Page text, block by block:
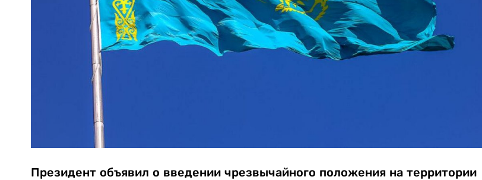
Президент объявил о введении чрезвычайного положения на территории